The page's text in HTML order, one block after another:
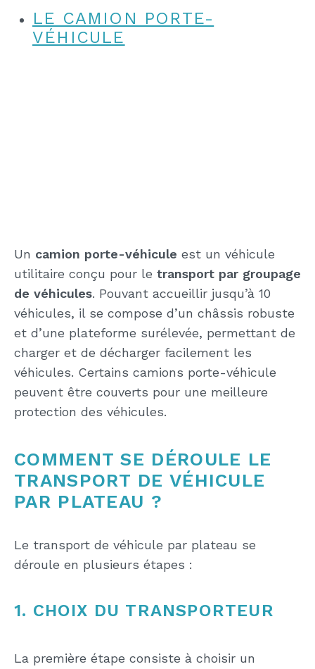
LE CAMION PORTE-
VÉHICULE
Un camion porte-véhicule est un véhicule
utilitaire conçu pour le transport par groupage
de véhicules. Pouvant accueillir jusqu’à 10
véhicules, il se compose d’un châssis robuste
et d’une plateforme surélevée, permettant de
charger et de décharger facilement les
véhicules. Certains camions porte-véhicule
peuvent être couverts pour une meilleure
protection des véhicules.
COMMENT SE DÉROULE LE
TRANSPORT DE VÉHICULE
PAR PLATEAU ?
Le transport de véhicule par plateau se
déroule en plusieurs étapes :
1. CHOIX DU TRANSPORTEUR
La première étape consiste à choisir un